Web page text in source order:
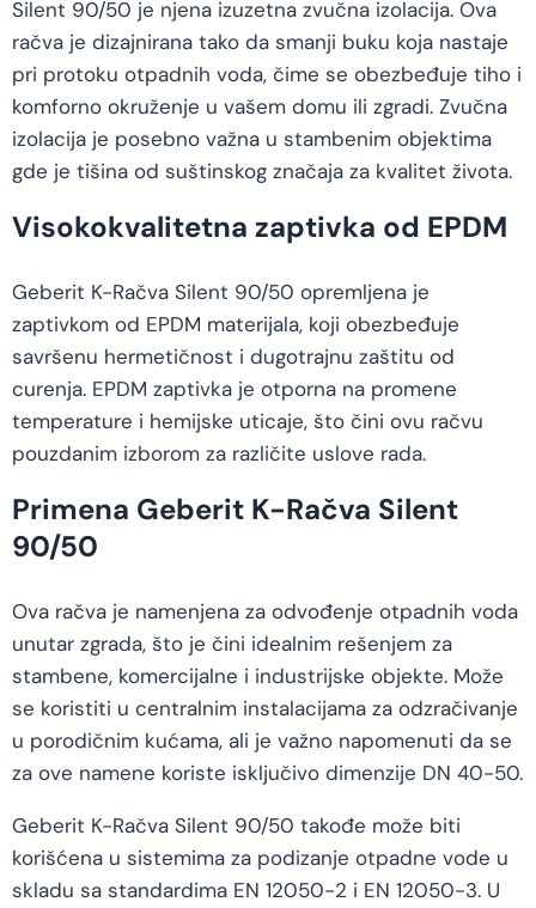
Silent 90/50 je njena izuzetna zvučna izolacija. Ova
račva je dizajnirana tako da smanji buku koja nastaje
pri protoku otpadnih voda, čime se obezbeđuje tiho i
komforno okruženje u vašem domu ili zgradi. Zvučna
izolacija je posebno važna u stambenim objektima
gde je tišina od suštinskog značaja za kvalitet života.
Visokokvalitetna zaptivka od EPDM
Geberit K-Račva Silent 90/50 opremljena je
zaptivkom od EPDM materijala, koji obezbeđuje
savršenu hermetičnost i dugotrajnu zaštitu od
curenja. EPDM zaptivka je otporna na promene
temperature i hemijske uticaje, što čini ovu račvu
pouzdanim izborom za različite uslove rada.
Primena Geberit K-Račva Silent
90/50
Ova račva je namenjena za odvođenje otpadnih voda
unutar zgrada, što je čini idealnim rešenjem za
stambene, komercijalne i industrijske objekte. Može
se koristiti u centralnim instalacijama za odzračivanje
u porodičnim kućama, ali je važno napomenuti da se
za ove namene koriste isključivo dimenzije DN 40-50.
Geberit K-Račva Silent 90/50 takođe može biti
korišćena u sistemima za podizanje otpadne vode u
skladu sa standardima EN 12050-2 i EN 12050-3. U